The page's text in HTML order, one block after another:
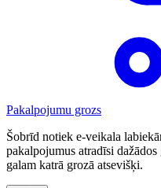
Pakalpojumu grozs
Šobrīd notiek e-veikala
pakalpojumus atradīsi
galam katrā grozā atsevišķi.